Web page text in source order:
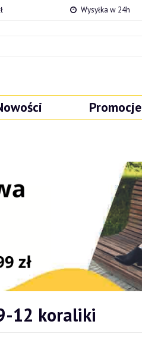
Wysyłka w 24h
Promocje
12 koraliki